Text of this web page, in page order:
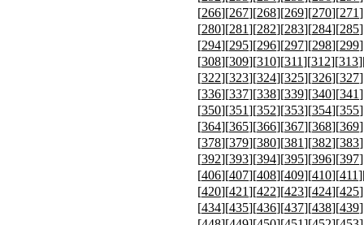
[266][267][268][269][270][271
[280][281][282][283][284][285
[294][295][296][297][298][299
[308][309][310][311][312][313
[322][323][324][325][326][327
[336][337][338][339][340][341
[350][351][352][353][354][355
[364][365][366][367][368][369
[378][379][380][381][382][383
[392][393][394][395][396][397
[406][407][408][409][410][411
[420][421][422][423][424][425
[434][435][436][437][438][439